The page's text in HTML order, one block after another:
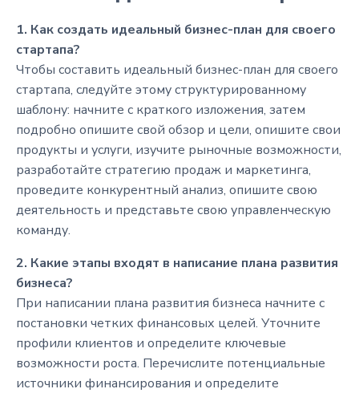
1. Как создать идеальный бизнес-план для своего
стартапа?
Чтобы составить идеальный бизнес-план для своего
стартапа, следуйте этому структурированному
шаблону: начните с краткого изложения, затем
подробно опишите свой обзор и цели, опишите свои
продукты и услуги, изучите рыночные возможности,
разработайте стратегию продаж и маркетинга,
проведите конкурентный анализ, опишите свою
деятельность и представьте свою управленческую
команду.
2. Какие этапы входят в написание плана развития
бизнеса?
При написании плана развития бизнеса начните с
постановки четких финансовых целей. Уточните
профили клиентов и определите ключевые
возможности роста. Перечислите потенциальные
источники финансирования и определите